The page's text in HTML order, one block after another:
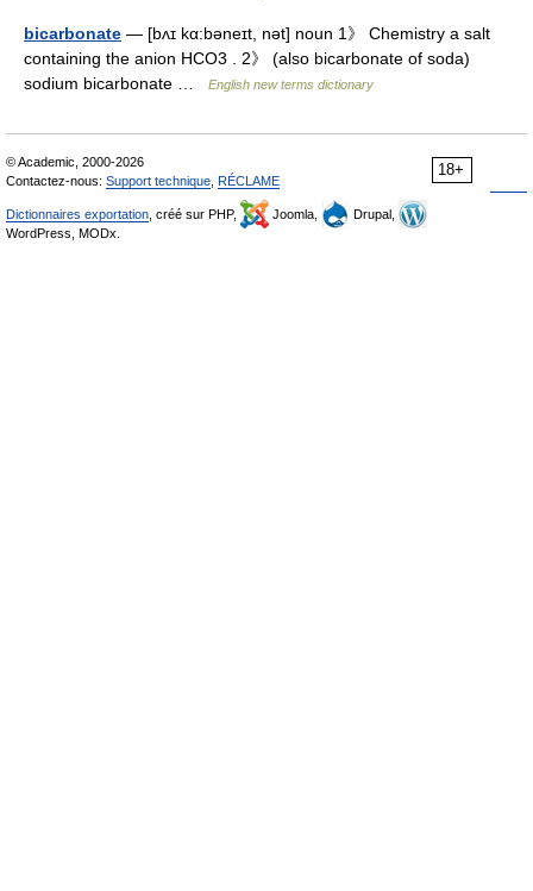
bicarbonate — [bʌɪ kα:bəneɪt, nət] noun 1》 Chemistry a salt
containing the anion HCO3 . 2》 (also bicarbonate of soda)
sodium bicarbonate …
English new terms dictionary
18+
© Academic, 2000-2026
Contactez-nous: Support technique RÉCLAME
Dictionnaires exportation , créé sur PHP, Joomla,
Drupal,
WordPress, MODx.